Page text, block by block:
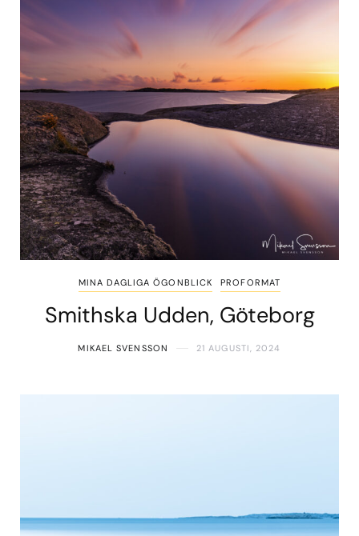
MINA DAGLIGA ÖGONBLICK PROFORMAT
Smithska Udden, Göteborg
MIKAEL SVENSSON 21 AUGUSTI, 2024